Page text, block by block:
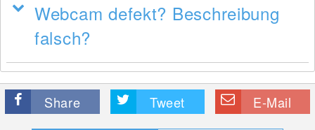
Webcam defekt? Beschreibung
falsch?
Share Tweet E-Mail